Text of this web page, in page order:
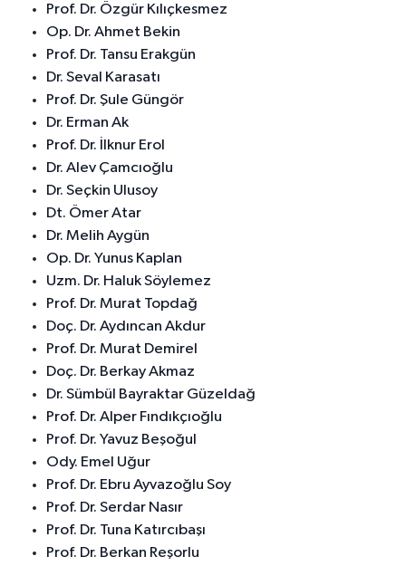
Prof. Dr. Özgür Kılıçkesmez
Op. Dr. Ahmet Bekin
Prof. Dr. Tansu Erakgün
Dr. Seval Karasatı
Prof. Dr. Şule Güngör
Dr. Erman Ak
Prof. Dr. İlknur Erol
Dr. Alev Çamcıoğlu
Dr. Seçkin Ulusoy
Dt. Ömer Atar
Dr. Melih Aygün
Op. Dr. Yunus Kaplan
Uzm. Dr. Haluk Söylemez
Prof. Dr. Murat Topdağ
Doç. Dr. Aydıncan Akdur
Prof. Dr. Murat Demirel
Doç. Dr. Berkay Akmaz
Dr. Sümbül Bayraktar Güzeldağ
Prof. Dr. Alper Fındıkçıoğlu
Prof. Dr. Yavuz Beşoğul
Ody. Emel Uğur
Prof. Dr. Ebru Ayvazoğlu Soy
Prof. Dr. Serdar Nasır
Prof. Dr. Tuna Katırcıbaşı
Prof. Dr. Berkan Reşorlu